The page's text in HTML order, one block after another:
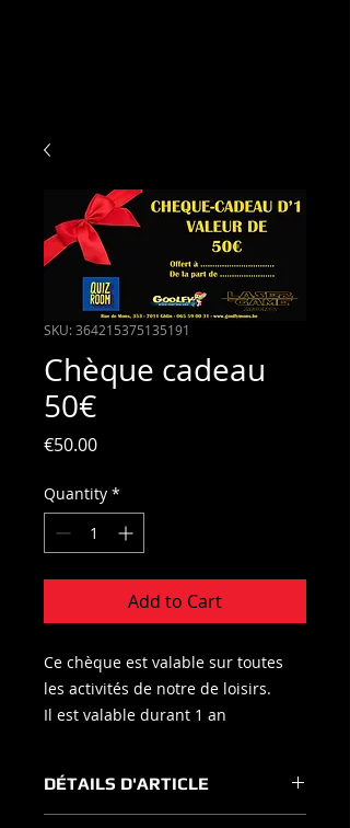
SKU: 364215375135191
Chèque cadeau
50€
€50.00Price
Quantity *
Add to Cart
Ce chèque est valable sur toutes
les activités de notre de loisirs.
Il est valable durant 1 an
DÉTAILS D'ARTICLE